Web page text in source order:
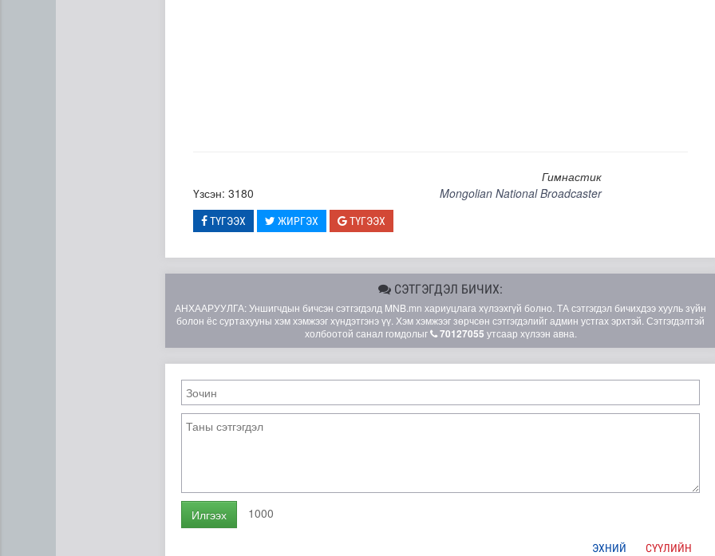
Бамбай хоншоорт могойд хатгуулахаас сэрэмжлээрэй
Гимнастик
Үзсэн: 3180
Mongolian National Broadcaster
ТҮГЭЭХ ЖИРГЭХ ТҮГЭЭХ
СЭТГЭГДЭЛ БИЧИХ:
АНХААРУУЛГА: Уншигчдын бичсэн сэтгэгдэлд MNB.mn хариуцлага хүлээхгүй болно. ТА сэтгэгдэл бичихдээ хууль зүйн
болон ёс суртахууны хэм хэмжээг хүндэтгэнэ үү. Хэм хэмжээг зөрчсөн сэтгэгдэлийг админ устгах эрхтэй. Сэтгэгдэлтэй
холбоотой санал гомдолыг
70127055 утсаар хүлээн авна.
Илгээх 1000
ЭХНИЙ СҮҮЛИЙН